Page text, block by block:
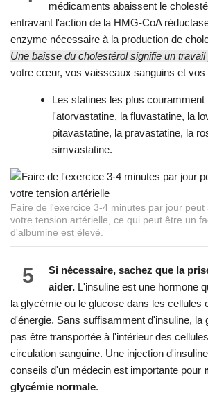
médicaments abaissent le
entravant l'action de la HMG-CoA
enzyme nécessaire à la production de
Une baisse du cholestérol signifie un
votre cœur, vos vaisseaux sanguins et vos
Les statines les plus
l'atorvastatine, la fluvastatine, la
pitavastatine, la pravastatine, la
simvastatine.
Faire de l'exercice 3-4 minutes par jour peut
votre tension artérielle, ce qui peut être un
d'albumine est élevé.
5
Si nécessaire, sachez que la
aider. L'insuline est une hormone
la glycémie ou le glucose dans les cellules
d'énergie. Sans suffisamment d'insuline, la
pas être transportée à l'intérieur des
circulation sanguine. Une injection
conseils d'un médecin est importante pour
glycémie normale.